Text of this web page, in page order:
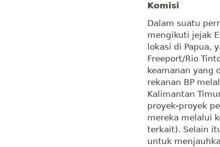
Komisi
Dalam suatu
mengikuti jejak
lokasi di Papua,
Freeport/Rio
keamanan yang
rekanan BP
Kalimantan
proyek-proyek
mereka melalui
terkait). Selain
untuk